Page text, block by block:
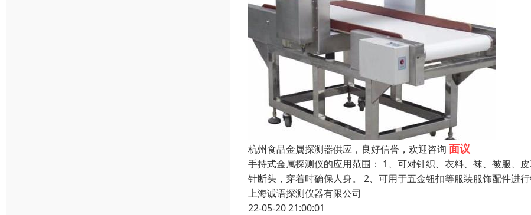
杭州食品金属探测器供应，良好信誉，欢迎咨询 面议
手持式金属探测仪的应用范围： 1、可对针织、衣料、袜、被服、
针断头，穿着时确保人身。 2、可用于五金钮扣等服装服饰配件进
上海诚语探测仪器有限公司
22-05-20 21:00:01